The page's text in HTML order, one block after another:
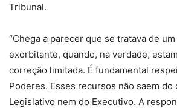
Tribunal.
“Chega a parecer que se tratava de
exorbitante, quando, na verdade,
correção limitada. É fundamental
Poderes. Esses recursos não saem do
Legislativo nem do Executivo. A